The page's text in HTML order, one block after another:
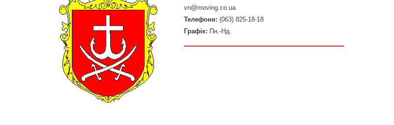
vn@moving.co.ua
Телефони: (063) 825-18-18
Графік: Пн.-Нд.